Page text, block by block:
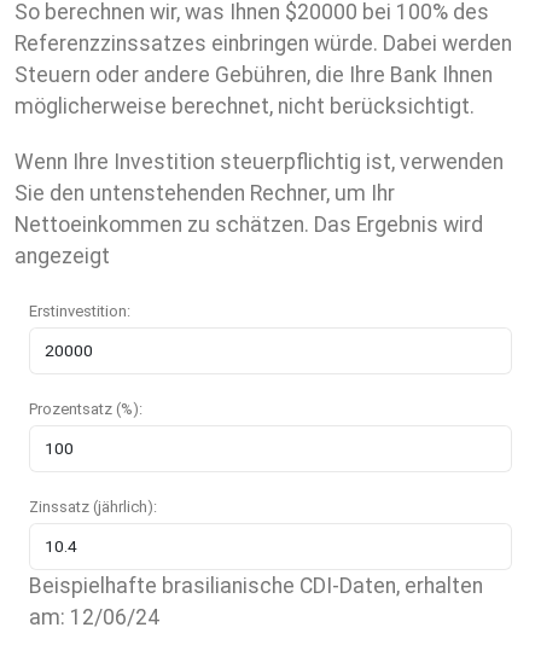
So berechnen wir, was Ihnen $20000 bei 100% des
Referenzzinssatzes einbringen würde. Dabei werden
Steuern oder andere Gebühren, die Ihre Bank Ihnen
möglicherweise berechnet, nicht berücksichtigt.
Wenn Ihre Investition steuerpflichtig ist, verwenden
Sie den untenstehenden Rechner, um Ihr
Nettoeinkommen zu schätzen. Das Ergebnis wird
angezeigt
Erstinvestition:
Prozentsatz (%):
Zinssatz (jährlich):
Beispielhafte brasilianische CDI-Daten, erhalten
am: 12/06/24